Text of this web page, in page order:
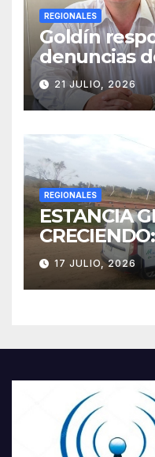
REGIONALES
Goldín
denuncias
defendió la
su gestión
21 JULIO, 2026
REGIONALES
ESTANCIA
HISTÓRICA
17 JULIO, 2026